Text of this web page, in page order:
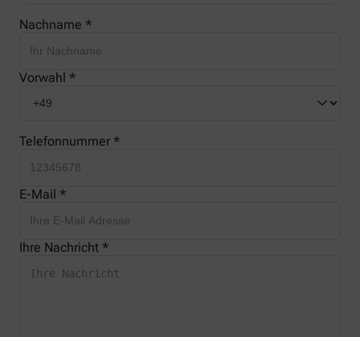
Nachname *
Vorwahl *
Telefonnummer *
E-Mail *
Ihre Nachricht *